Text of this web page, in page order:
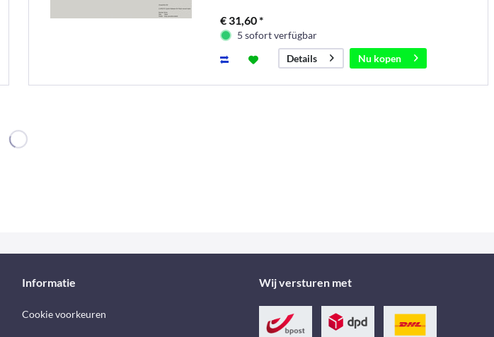
€ 31,60 *
5 sofort verfügbar
Details
Nu kopen
Informatie
Cookie voorkeuren
Wij versturen met